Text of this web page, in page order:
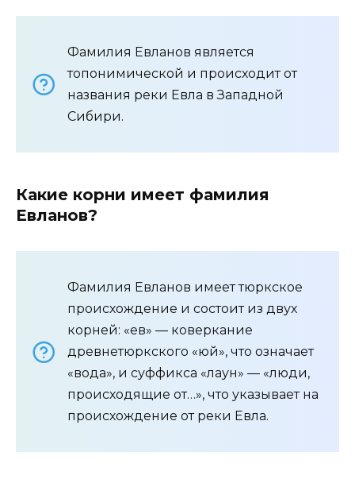
Фамилия Евланов является
топонимической и происходит от
названия реки Евла в Западной
Сибири.
Какие корни имеет фамилия
Евланов?
Фамилия Евланов имеет тюркское
происхождение и состоит из двух
корней: «ев» — коверкание
древнетюркского «юй», что означает
«вода», и суффикса «лаун» — «люди,
происходящие от…», что указывает на
происхождение от реки Евла.